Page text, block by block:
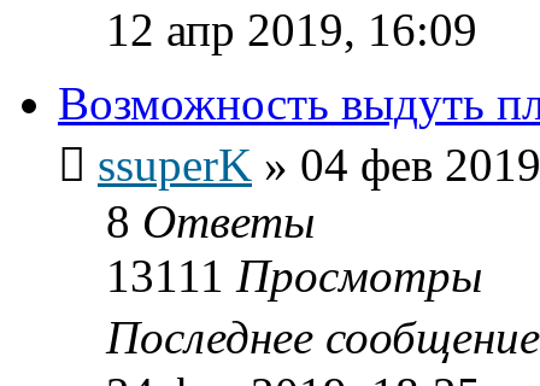
12 апр 2019, 16:09
Возможность выдуть
ssuperK » 04 фев
8 Ответы
13111 Просмотры
Последнее